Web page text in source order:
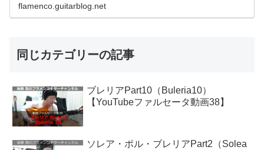
flamenco.guitarblog.net
同じカテゴリーの記事
ブレリアPart10（Buleria10）
【YouTubeファルセータ動画38】
ソレア・ポル・ブレリアPart2（Solea